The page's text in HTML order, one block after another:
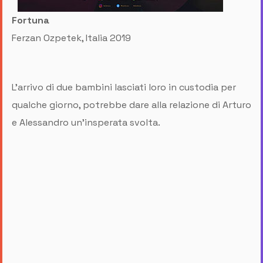
Fortuna
Ferzan Ozpetek, Italia 2019
L'arrivo di due bambini lasciati loro in custodia per
qualche giorno, potrebbe dare alla relazione di Arturo
e Alessandro un'insperata svolta.